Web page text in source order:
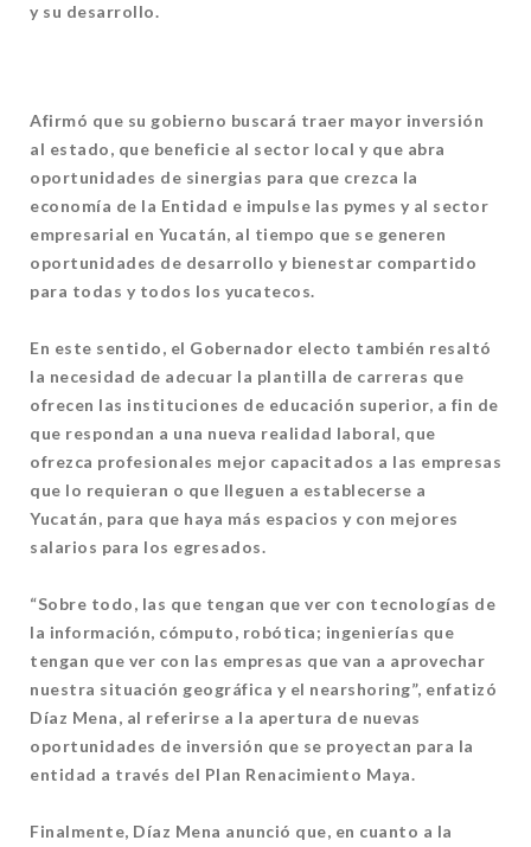
y su desarrollo.
Afirmó que su gobierno buscará traer mayor inversión
al estado, que beneficie al sector local y que abra
oportunidades de sinergias para que crezca la
economía de la Entidad e impulse las pymes y al sector
empresarial en Yucatán, al tiempo que se generen
oportunidades de desarrollo y bienestar compartido
para todas y todos los yucatecos.
En este sentido, el Gobernador electo también resaltó
la necesidad de adecuar la plantilla de carreras que
ofrecen las instituciones de educación superior, a fin de
que respondan a una nueva realidad laboral, que
ofrezca profesionales mejor capacitados a las empresas
que lo requieran o que lleguen a establecerse a
Yucatán, para que haya más espacios y con mejores
salarios para los egresados.
“Sobre todo, las que tengan que ver con tecnologías de
la información, cómputo, robótica; ingenierías que
tengan que ver con las empresas que van a aprovechar
nuestra situación geográfica y el nearshoring”, enfatizó
Díaz Mena, al referirse a la apertura de nuevas
oportunidades de inversión que se proyectan para la
entidad a través del Plan Renacimiento Maya.
Finalmente, Díaz Mena anunció que, en cuanto a la